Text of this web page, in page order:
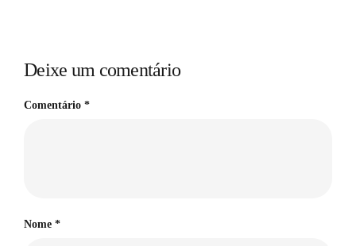
Deixe um comentário
Comentário *
Nome *